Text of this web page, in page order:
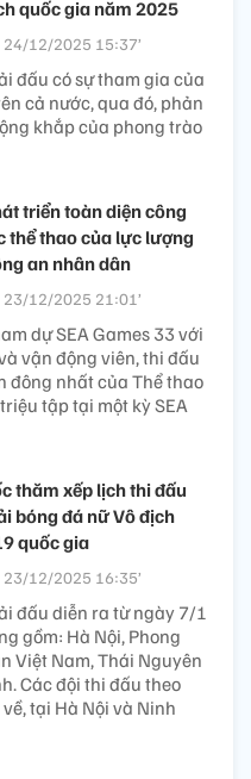
quốc gia năm 2025
24/12/2025 15:37’
đấu có sự tham gia của
cả nước, qua đó, phản
khắp của phong trào
triển toàn diện công
thể thao của lực lượng
an nhân dân
23/12/2025 21:01’
dự SEA Games 33 với
vận động viên, thi đấu
đông nhất của Thể thao
tập tại một kỳ SEA
thăm xếp lịch thi đấu
bóng đá nữ Vô địch
quốc gia
23/12/2025 16:35’
đấu diễn ra từ ngày 7/1
gồm: Hà Nội, Phong
Việt Nam, Thái Nguyên
Các đội thi đấu theo
tại Hà Nội và Ninh